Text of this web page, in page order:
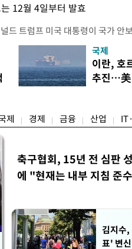
12월 4일부터 발효
드 트럼프 미국 대통령이 국가 안
산업과 공급망을 보호하기 위한 조
통령은 6일(현지 시간) 폴리실리콘
수입에 최저 수입가격제를 적용하
의 종가 관세를 부과하는 내용의
국제
이란, 호
추진…美
제 경제 금융 산업
축구협회, 15년 전 심판
에 "현재는 내부 지침 준
김지수
표' 변